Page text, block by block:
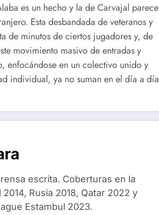
es un hecho y la de Carvajal parece
Esta desbandada de veteranos y
de minutos de ciertos jugadores y, de
movimiento masivo de entradas y
enfocándose en un colectivo unido y
individual, ya no suman en el día a día
escrita. Coberturas en la
Rusia 2018, Qatar 2022 y
Estambul 2023.